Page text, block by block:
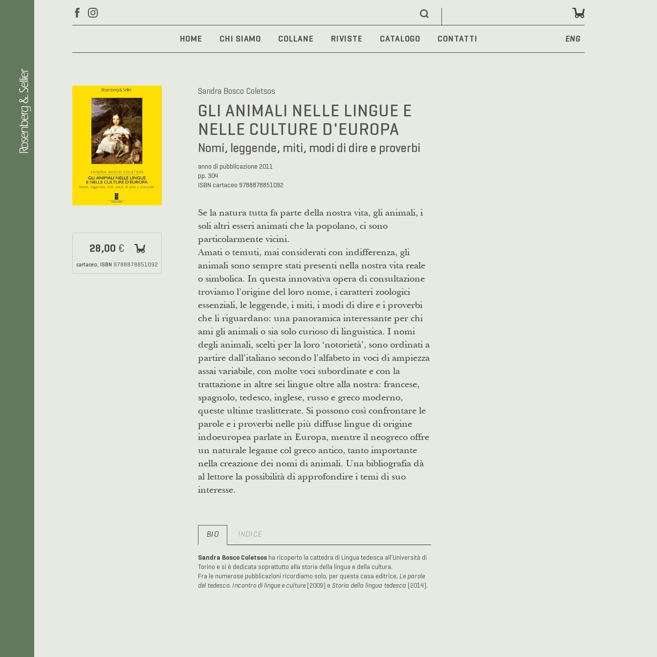
HOME CHI SIAMO COLLANE RIVISTE CATALOGO CONTATTI ENG
28,00 €
cartaceo, ISBN 9788878851092
Sandra Bosco Coletsos
GLI ANIMALI NELLE LINGUE E
NELLE CULTURE D'EUROPA
Nomi, leggende, miti, modi di dire e proverbi
anno di pubblicazione 2011
pp. 304
ISBN cartaceo 9788878851092
Se la natura tutta fa parte della nostra vita, gli animali, i
soli altri esseri animati che la popolano, ci sono
particolarmente vicini.
Amati o temuti, mai considerati con indifferenza, gli
animali sono sempre stati presenti nella nostra vita reale
o simbolica. In questa innovativa opera di consultazione
troviamo l’origine del loro nome, i caratteri zoologici
essenziali, le leggende, i miti, i modi di dire e i proverbi
che li riguardano: una panoramica interessante per chi
ami gli animali o sia solo curioso di linguistica. I nomi
degli animali, scelti per la loro ‘notorietà’, sono ordinati a
partire dall’italiano secondo l’alfabeto in voci di ampiezza
assai variabile, con molte voci subordinate e con la
trattazione in altre sei lingue oltre alla nostra: francese,
spagnolo, tedesco, inglese, russo e greco moderno,
queste ultime traslitterate. Si possono così confrontare le
parole e i proverbi nelle più diffuse lingue di origine
indoeuropea parlate in Europa, mentre il neogreco offre
un naturale legame col greco antico, tanto importante
nella creazione dei nomi di animali. Una bibliografia dà
al lettore la possibilità di approfondire i temi di suo
interesse.
BIO INDICE
Sandra Bosco Coletsosha ricoperto la cattedra di Lingua tedesca all’Università di
Torino e si è dedicata soprattutto alla storia della lingua e della cultura.
Fra le numerose pubblicazioni ricordiamo solo, per questa casa editrice, Le parole
del tedesco. Incontro di lingue e culture(2009) e Storia della lingua tedesca (2014).